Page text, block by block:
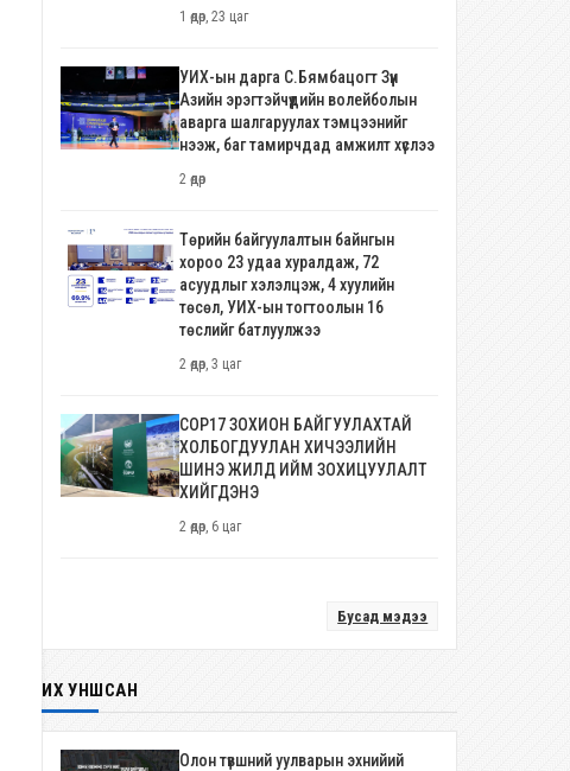
1 өдөр, 23 цаг
УИХ-ын дарга С.Бямбацогт Зүүн
Азийн эрэгтэйчүүдийн волейболын
аварга шалгаруулах тэмцээнийг
нээж, баг тамирчдад амжилт хүслээ
2 өдөр
Төрийн байгуулалтын байнгын
хороо 23 удаа хуралдаж, 72
асуудлыг хэлэлцэж, 4 хуулийн
төсөл, УИХ-ын тогтоолын 16
төслийг батлуулжээ
2 өдөр, 3 цаг
COP17 ЗОХИОН БАЙГУУЛАХТАЙ
ХОЛБОГДУУЛАН ХИЧЭЭЛИЙН
ШИНЭ ЖИЛД ИЙМ ЗОХИЦУУЛАЛТ
ХИЙГДЭНЭ
2 өдөр, 6 цаг
Бусад мэдээ
ИХ УНШСАН
Олон түвшний уулварын эхнийий